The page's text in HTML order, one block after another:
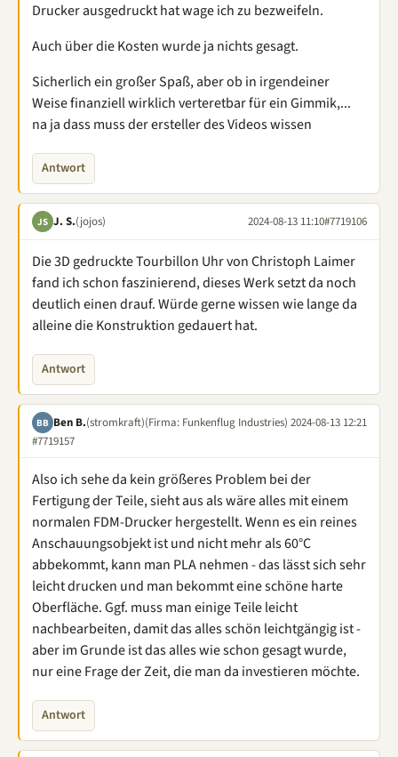
Drucker ausgedruckt hat wage ich zu bezweifeln.
Auch über die Kosten wurde ja nichts gesagt.
Sicherlich ein großer Spaß, aber ob in irgendeiner
Weise finanziell wirklich verteretbar für ein Gimmik,...
na ja dass muss der ersteller des Videos wissen
Antwort
JS J. S.(jojos) 2024-08-13 11:10#7719106
Die 3D gedruckte Tourbillon Uhr von Christoph Laimer
fand ich schon faszinierend, dieses Werk setzt da noch
deutlich einen drauf. Würde gerne wissen wie lange da
alleine die Konstruktion gedauert hat.
Antwort
BB Ben B.(stromkraft)(Firma: Funkenflug Industries) 2024-08-13 12:21
#7719157
Also ich sehe da kein größeres Problem bei der
Fertigung der Teile, sieht aus als wäre alles mit einem
normalen FDM-Drucker hergestellt. Wenn es ein reines
Anschauungsobjekt ist und nicht mehr als 60°C
abbekommt, kann man PLA nehmen - das lässt sich sehr
leicht drucken und man bekommt eine schöne harte
Oberfläche. Ggf. muss man einige Teile leicht
nachbearbeiten, damit das alles schön leichtgängig ist -
aber im Grunde ist das alles wie schon gesagt wurde,
nur eine Frage der Zeit, die man da investieren möchte.
Antwort